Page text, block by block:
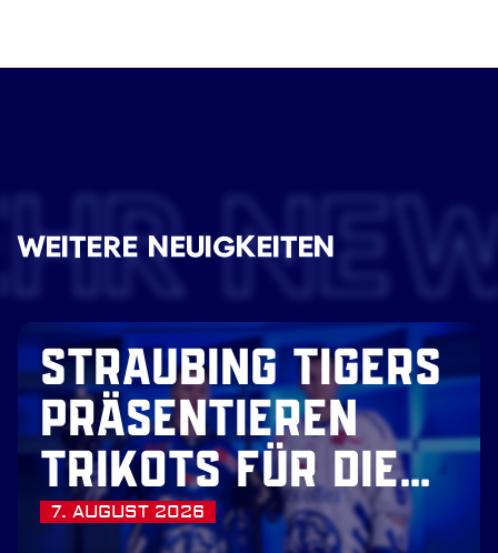
WEITERE NEUIGKEITEN
STRAUBING TIGERS
PRÄSENTIEREN
TRIKOTS FÜR DIE
SAISON 2026/27
7. AUGUST 2026